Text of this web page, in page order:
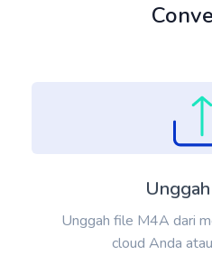
Unggah file M4A dari
cloud Anda